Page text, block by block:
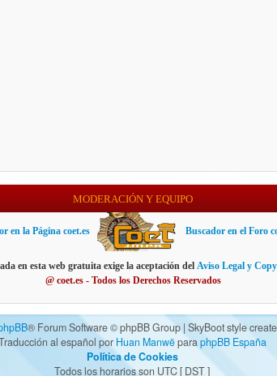
MODERACIÓN Y EQUIPO
en la Página coet.es Buscador en el Foro
en esta web gratuita exige la aceptación del Aviso Legal y
@ coet.es - Todos los Derechos Reservados
® Forum Software © phpBB Group | SkyBoot style
al español por Huan ManwëparaphpBB España
Política de Cookies
Todos los horarios son UTC [ DST]